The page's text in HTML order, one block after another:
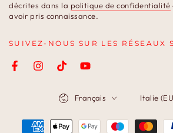
ici
décrites dans la politique de confidentialité
avoir pris connaissance.
SUIVEZ-NOUS SUR LES RÉSEAUX
FacebookInstagramTikTokYouTube
Français Italie
Modes